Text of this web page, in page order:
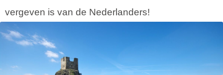
vergeven is van de Nederlanders!